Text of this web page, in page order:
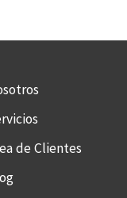
de Clientes